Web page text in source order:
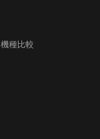
機種比較